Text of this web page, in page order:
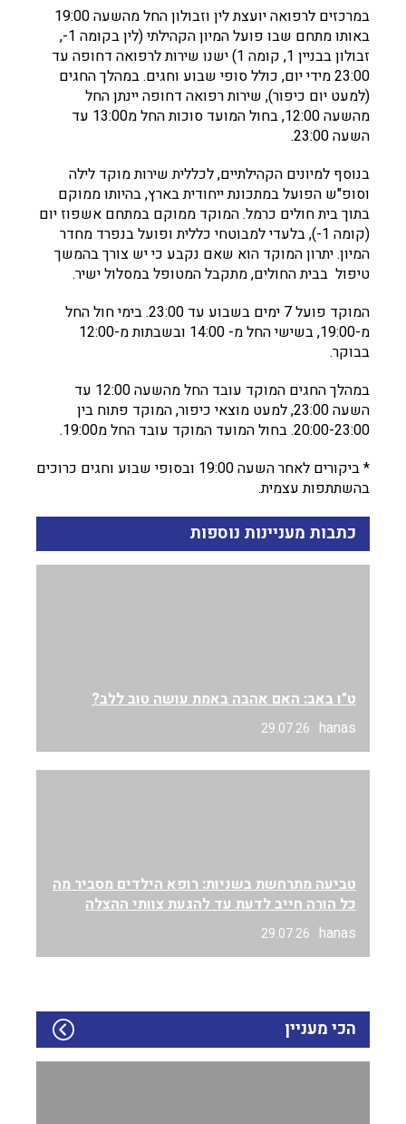
במרכזים לרפואה יועצת לין וזבולון החל מהשעה 19:00
באותו מתחם שבו פועל המיון הקהילתי (לין בקומה 1-,
זבולון בבניין 1, קומה 1) ישנו שירות לרפואה דחופה עד
23:00 מידי יום, כולל סופי שבוע וחגים. במהלך החגים
(למעט יום כיפור), שירות רפואה דחופה יינתן החל
מהשעה 12:00, בחול המועד סוכות החל מ13:00 עד
השעה 23:00.
בנוסף למיונים הקהילתיים, לכללית שירות מוקד לילה
וסופ"ש הפועל במתכונת ייחודית בארץ, בהיותו ממוקם
בתוך בית חולים כרמל. המוקד ממוקם במתחם אשפוז יום
(קומה 1-), בלעדי למבוטחי כללית ופועל בנפרד מחדר
המיון. יתרון המוקד הוא שאם נקבע כי יש צורך בהמשך
טיפול בבית החולים, מתקבל המטופל במסלול ישיר.
המוקד פועל 7 ימים בשבוע עד 23:00. בימי חול החל
מ-19:00, בשישי החל מ- 14:00 ובשבתות מ-12:00
בבוקר.
במהלך החגים המוקד עובד החל מהשעה 12:00 עד
השעה 23:00, למעט מוצאי כיפור, המוקד פתוח בין
20:00-23:00. בחול המועד המוקד עובד החל מ19:00.
* ביקורים לאחר השעה 19:00 ובסופי שבוע וחגים כרוכים
בהשתתפות עצמית.
כתבות מעניינות נוספות
ט"ו באב: האם אהבה באמת עושה טוב ללב?
hanas
29.07.26
טביעה מתרחשת בשניות: רופא הילדים מסביר מה
כל הורה חייב לדעת עד להגעת צוותי ההצלה
hanas
29.07.26
הכי מעניין